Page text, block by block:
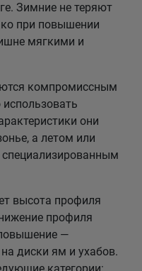
Зимние не теряют
при повышении
мягкими и
компромиссным
они
а летом или
специализированным
высота профиля
профиля
—
диски ям и ухабов.